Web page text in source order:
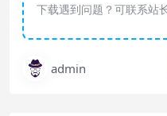
下载遇到问题？可联系站
admin